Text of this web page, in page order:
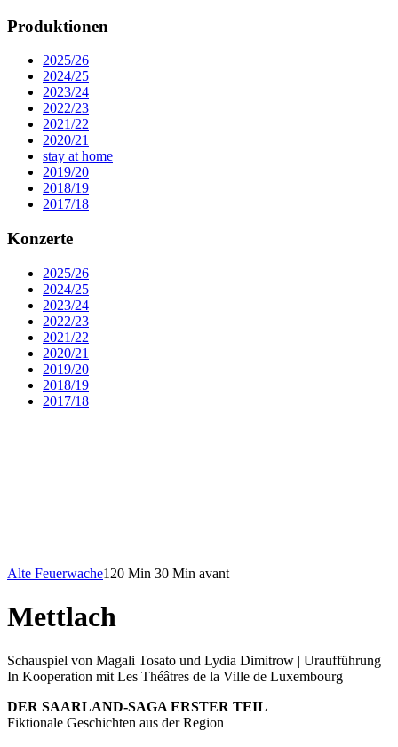
Produktionen
2025/26
2024/25
2023/24
2022/23
2021/22
2020/21
stay at home
2019/20
2018/19
2017/18
Konzerte
2025/26
2024/25
2023/24
2022/23
2021/22
2020/21
2019/20
2018/19
2017/18
Alte Feuerwache120 Min 30 Min avant
Mettlach
Schauspiel von Magali Tosato und Lydia Dimitrow | Uraufführung |
In Kooperation mit Les Théâtres de la Ville de Luxembourg
DER SAARLAND-SAGA ERSTER TEIL
Fiktionale Geschichten aus der Region